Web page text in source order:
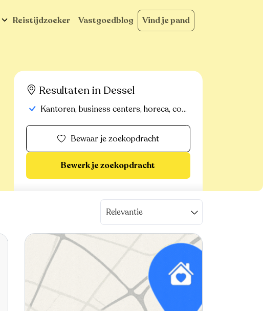
Reistijdzoeker Vastgoedblog Vind je pand
Resultaten in Dessel
Kantoren, business centers, horeca, commerciële panden, handelspanden, bedrijfsvastgoed, industrieel-magazijn-logistiek, commerciele gronden
Bewaar je zoekopdracht
Bewerk je zoekopdracht
Relevantie